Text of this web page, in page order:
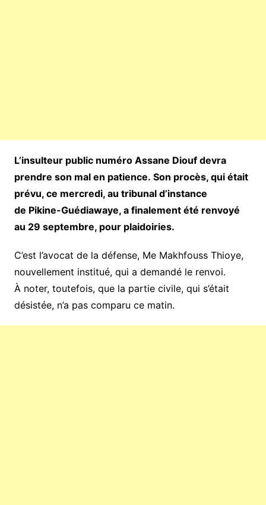
L’insulteur public numéro Assane Diouf devra
prendre son mal en patience. Son procès, qui était
prévu, ce mercredi, au tribunal d’instance
de Pikine-Guédiawaye, a finalement été renvoyé
au 29 septembre, pour plaidoiries.
C’est l’avocat de la défense, Me Makhfouss Thioye,
nouvellement institué, qui a demandé le renvoi.
À noter, toutefois, que la partie civile, qui s’était
désistée, n’a pas comparu ce matin.